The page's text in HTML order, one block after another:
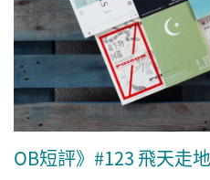
OB短評》#123 飛天走